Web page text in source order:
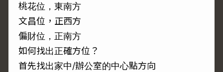
桃花位，東南方
文昌位，正西方
偏財位，正南方
如何找出正確方位？
首先找出家中/辦公室的中心點方向